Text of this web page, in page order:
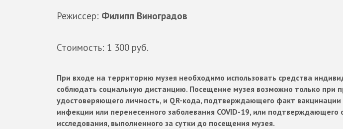
Режиссер: Филипп Виноградов
Стоимость: 1 300 руб.
При входе на территорию музея необходимо использовать средства
соблюдать социальную дистанцию. Посещение музея возможно только при
удостоверяющего личность, и QR-кода, подтверждающего факт
инфекции или перенесенного заболевания COVID-19, или
исследования, выполненного за сутки до посещения музея.